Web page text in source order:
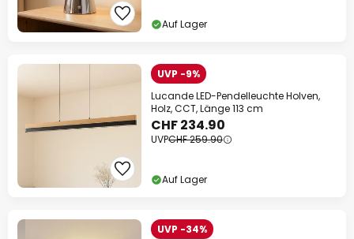
Auf Lager
UVP -9%
Lucande LED-Pendelleuchte Holven,
Holz, CCT, Länge 113 cm
CHF 234.90
UVPCHF 259.90
Auf Lager
UVP -34%